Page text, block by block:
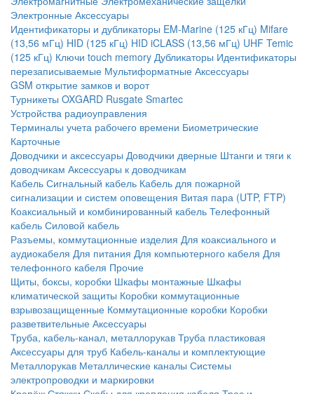
Электронные Аксессуары
Идентификаторы и дубликаторы EM-Marine (125 кГц) Mifare
(13,56 мГц) HID (125 кГц) HID iCLASS (13,56 мГц) UHF Temic
(125 кГц) Ключи touch memory Дубликаторы Идентификаторы
перезаписываемые Мультиформатные Аксессуары
GSM открытие замков и ворот
Турникеты OXGARD Rusgate Smartec
Устройства радиоуправления
Терминалы учета рабочего времени Биометрические
Карточные
Доводчики и аксессуары Доводчики дверные Штанги и тяги к
доводчикам Аксессуары к доводчикам
Кабель Сигнальный кабель Кабель для пожарной
сигнализации и систем оповещения Витая пара (UTP, FTP)
Коаксиальный и комбинированный кабель Телефонный
кабель Силовой кабель
Разъемы, коммутационные изделия Для коаксиального и
аудиокабеля Для питания Для компьютерного кабеля Для
телефонного кабеля Прочие
Щиты, боксы, коробки Шкафы монтажные Шкафы
климатической защиты Коробки коммутационные
взрывозащищенные Коммутационные коробки Коробки
разветвительные Аксессуары
Труба, кабель-канал, металлорукав Труба пластиковая
Аксессуары для труб Кабель-каналы и комплектующие
Металлорукав Металлические каналы Системы
электропроводки и маркировки